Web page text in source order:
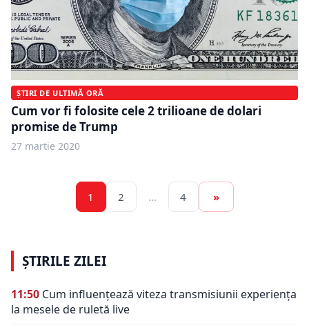
ȘTIRI DE ULTIMĂ ORĂ
Cum vor fi folosite cele 2 trilioane de dolari
promise de Trump
27 martie 2020
1 2 … 4 »
ȘTIRILE ZILEI
11:50 Cum influențează viteza transmisiunii experiența
la mesele de ruletă live